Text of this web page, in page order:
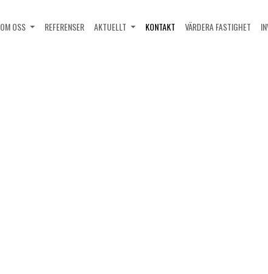
OM OSS REFERENSER AKTUELLT KONTAKT VÄRDERA FASTIGHET